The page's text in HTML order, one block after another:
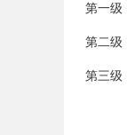
第一级
第二级
第三级